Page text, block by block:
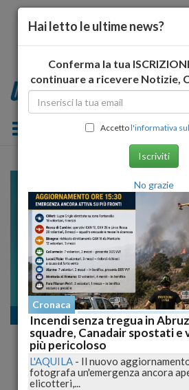
Toggle navigation
Cronaca nazionale
Lotteria Italia 2023:
Terza Categoria in Abruzzo
Milano Si Aggiudica il Primo
Hai letto le ultime news?
Conferma la tua
continuare a ricevere Notizie,
Accettol'informativa
Iscriviti
No grazie
Cronaca
Incendi senza tregua in
squadre, Canadair spostati e
più pericoloso
L'AQUILA - Il nuovo
fotografa un'emergenza ancora
elicotteri,...